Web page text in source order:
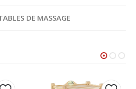
DE MASSAGE